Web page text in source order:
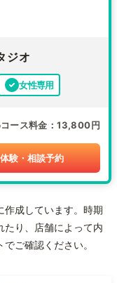
ジオ
女性専用
ース料金 13,800円
体験・相談予約
作成しています。時期
たり、店舗によって内
ご確認ください。